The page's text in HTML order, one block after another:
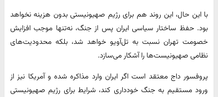
با این حال، این روند هم برای رژیم صهیونیستی بدون هزینه نخواهد
بود. حفظ ساختار سیاسی ایران پس از جنگ، نه‌تنها موجب افزایش
خصومت تهران نسبت به تل‌آویو خواهد شد، بلکه محدودیت‌های
نظامی صهیونیست‌ها را آشکار می‌سازد.
پروفسور داج معتقد است اگر ایران وارد مذاکره شده و آمریکا نیز از
ورود مستقیم به جنگ خودداری کند، شرایط برای رژیم صهیونیستی